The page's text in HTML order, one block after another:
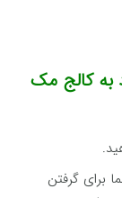
به کالج مک
برای گرفتن